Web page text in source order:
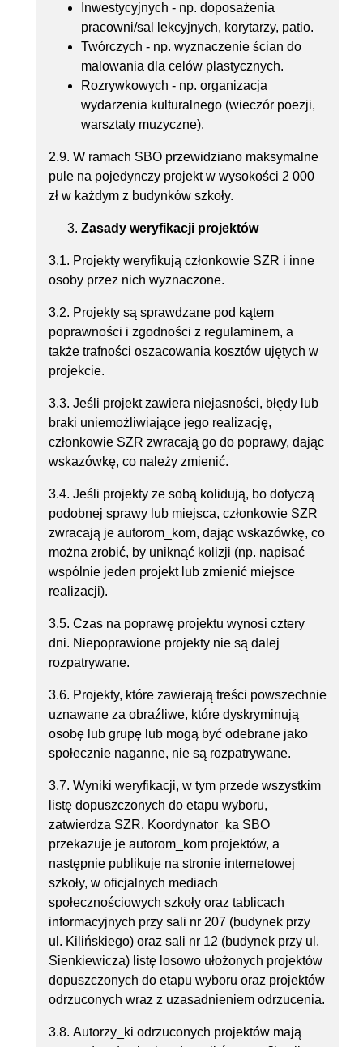
Inwestycyjnych - np. doposażenia
pracowni/sal lekcyjnych, korytarzy, patio.
Twórczych - np. wyznaczenie ścian do
malowania dla celów plastycznych.
Rozrywkowych - np. organizacja
wydarzenia kulturalnego (wieczór poezji,
warsztaty muzyczne).
2.9. W ramach SBO przewidziano maksymalne
pule na pojedynczy projekt w wysokości 2 000
zł w każdym z budynków szkoły.
Zasady weryfikacji projektów
3.1. Projekty weryfikują członkowie SZR i inne
osoby przez nich wyznaczone.
3.2. Projekty są sprawdzane pod kątem
poprawności i zgodności z regulaminem, a
także trafności oszacowania kosztów ujętych w
projekcie.
3.3. Jeśli projekt zawiera niejasności, błędy lub
braki uniemożliwiające jego realizację,
członkowie SZR zwracają go do poprawy, dając
wskazówkę, co należy zmienić.
3.4. Jeśli projekty ze sobą kolidują, bo dotyczą
podobnej sprawy lub miejsca, członkowie SZR
zwracają je autorom_kom, dając wskazówkę, co
można zrobić, by uniknąć kolizji (np. napisać
wspólnie jeden projekt lub zmienić miejsce
realizacji).
3.5. Czas na poprawę projektu wynosi cztery
dni. Niepoprawione projekty nie są dalej
rozpatrywane.
3.6. Projekty, które zawierają treści powszechnie
uznawane za obraźliwe, które dyskryminują
osobę lub grupę lub mogą być odebrane jako
społecznie naganne, nie są rozpatrywane.
3.7. Wyniki weryfikacji, w tym przede wszystkim
listę dopuszczonych do etapu wyboru,
zatwierdza SZR. Koordynator_ka SBO
przekazuje je autorom_kom projektów, a
następnie publikuje na stronie internetowej
szkoły, w oficjalnych mediach
społecznościowych szkoły oraz tablicach
informacyjnych przy sali nr 207 (budynek przy
ul. Kilińskiego) oraz sali nr 12 (budynek przy ul.
Sienkiewicza) listę losowo ułożonych projektów
dopuszczonych do etapu wyboru oraz projektów
odrzuconych wraz z uzasadnieniem odrzucenia.
3.8. Autorzy_ki odrzuconych projektów mają